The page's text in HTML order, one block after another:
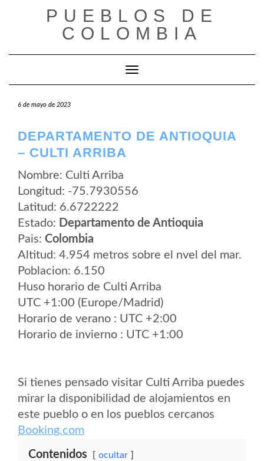
PUEBLOS DE
COLOMBIA
Cambiar modo de navegación
6 de mayo de 2023
DEPARTAMENTO DE ANTIOQUIA
– CULTI ARRIBA
Nombre: Culti Arriba
Longitud: -75.7930556
Latitud: 6.6722222
Estado: Departamento de Antioquia
Pais: Colombia
Altitud: 4.954 metros sobre el nvel del mar.
Poblacion: 6.150
Huso horario de Culti Arriba
UTC +1:00 (Europe/Madrid)
Horario de verano : UTC +2:00
Horario de invierno : UTC +1:00
Si tienes pensado visitar Culti Arriba puedes
mirar la disponibilidad de alojamientos en
este pueblo o en los pueblos cercanos
Booking.com
Contenidos ocultar